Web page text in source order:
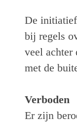
De
bij regels
veel achter
met de
Verboden
Er zijn